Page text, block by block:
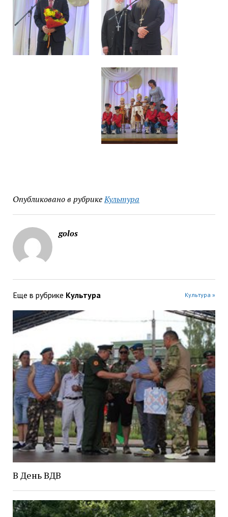
Опубликовано в рубрикеКультура
golos
Еще в рубрике Культура Культура »
В День ВДВ